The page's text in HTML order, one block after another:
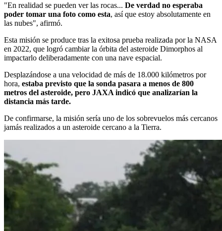
"En realidad se pueden ver las rocas... De verdad no esperaba
poder tomar una foto como esta, así que estoy absolutamente en
las nubes", afirmó.
Esta misión se produce tras la exitosa prueba realizada por la NASA
en 2022, que logró cambiar la órbita del asteroide Dimorphos al
impactarlo deliberadamente con una nave espacial.
Desplazándose a una velocidad de más de 18.000 kilómetros por
hora, estaba previsto que la sonda pasara a menos de 800
metros del asteroide, pero JAXA indicó que analizarían la
distancia más tarde.
De confirmarse, la misión sería uno de los sobrevuelos más cercanos
jamás realizados a un asteroide cercano a la Tierra.